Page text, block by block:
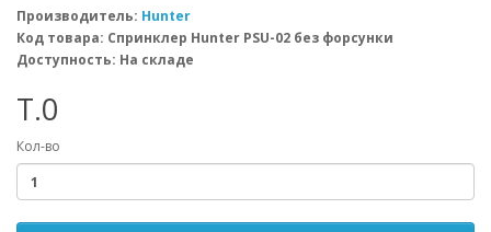
Производитель: Hunter
Код товара: Спринклер Hunter PSU-02 без форсунки
Доступность: На складе
T.0
Кол-во